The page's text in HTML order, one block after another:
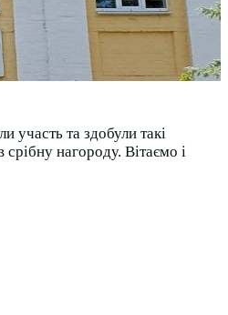
участь та здобули такі
нагороду. Вітаємо і